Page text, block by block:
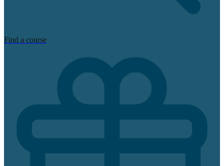
Find a course